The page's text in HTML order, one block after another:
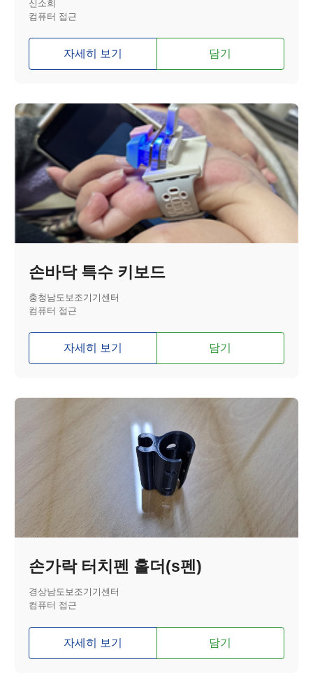
신소희
컴퓨터 접근
자세히 보기 담기
손바닥 특수 키보드
충청남도보조기기센터
컴퓨터 접근
자세히 보기 담기
손가락 터치펜 홀더(s펜)
경상남도보조기기센터
컴퓨터 접근
자세히 보기 담기